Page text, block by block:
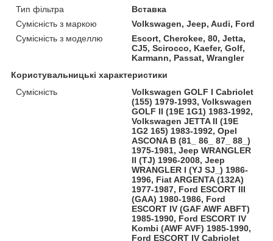
Тип фільтра
Вставка
Сумісність з маркою
Volkswagen, Jeep, Audi, Ford
Сумісність з моделлю
Escort, Cherokee, 80, Jetta,
CJ5, Scirocco, Kaefer, Golf,
Karmann, Passat, Wrangler
Користувальницькі характеристики
Сумісність
Volkswagen GOLF I Cabriolet
(155) 1979-1993, Volkswagen
GOLF II (19E 1G1) 1983-1992,
Volkswagen JETTA II (19E
1G2 165) 1983-1992, Opel
ASCONA B (81_ 86_ 87_ 88_)
1975-1981, Jeep WRANGLER
II (TJ) 1996-2008, Jeep
WRANGLER I (YJ SJ_) 1986-
1996, Fiat ARGENTA (132A)
1977-1987, Ford ESCORT III
(GAA) 1980-1986, Ford
ESCORT IV (GAF AWF ABFT)
1985-1990, Ford ESCORT IV
Kombi (AWF AVF) 1985-1990,
Ford ESCORT IV Cabriolet